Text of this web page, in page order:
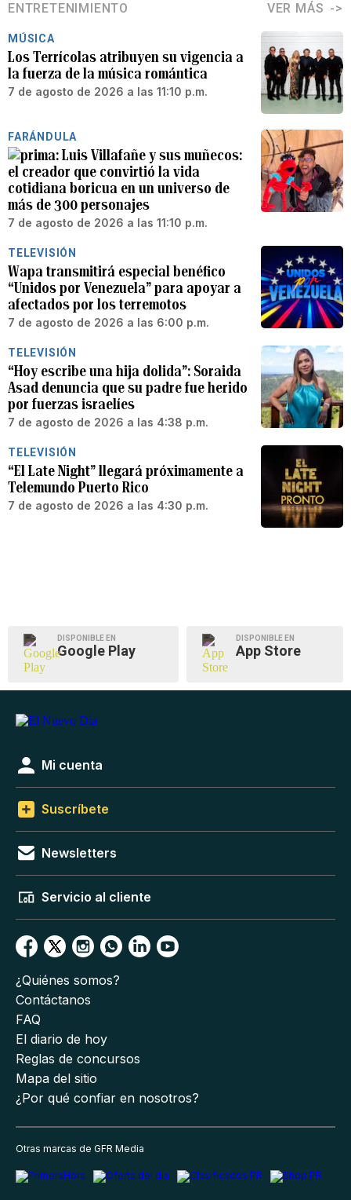
ENTRETENIMIENTO VER MÁS
MÚSICA
Los Terrícolas atribuyen su vigencia a
la fuerza de la música romántica
7 de agosto de 2026 a las 11:10 p.m.
FARÁNDULA
Luis Villafañe y sus muñecos:
el creador que convirtió la vida
cotidiana boricua en un universo de
más de 300 personajes
7 de agosto de 2026 a las 11:10 p.m.
TELEVISIÓN
Wapa transmitirá especial benéfico
“Unidos por Venezuela” para apoyar a
afectados por los terremotos
7 de agosto de 2026 a las 6:00 p.m.
TELEVISIÓN
“Hoy escribe una hija dolida”: Soraida
Asad denuncia que su padre fue herido
por fuerzas israelíes
7 de agosto de 2026 a las 4:38 p.m.
TELEVISIÓN
“El Late Night” llegará próximamente a
Telemundo Puerto Rico
7 de agosto de 2026 a las 4:30 p.m.
DISPONIBLE EN
Google Play
DISPONIBLE EN
App Store
Mi cuenta
Suscríbete
Newsletters
Servicio al cliente
¿Quiénes somos?
Contáctanos
FAQ
El diario de hoy
Reglas de concursos
Mapa del sitio
¿Por qué confiar en nosotros?
Otras marcas de GFR Media